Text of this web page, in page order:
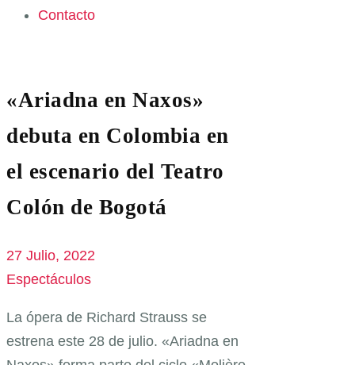
Contacto
«Ariadna en Naxos»
debuta en Colombia en
el escenario del Teatro
Colón de Bogotá
27 Julio, 2022
Espectáculos
La ópera de Richard Strauss se
estrena este 28 de julio. «Ariadna en